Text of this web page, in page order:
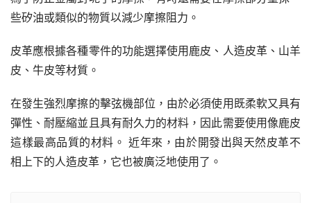
些矽油或類似的物質以減少摩擦阻力。
皮革應根據各種零件的功能選擇使用鹿皮、人造皮革、山羊
皮、牛皮等材質。
在發生強烈摩擦的擊弦機部位，由於必須使用既柔軟又具有
彈性、耐壓縮並且具有耐久力的材料，因此需要使用像鹿皮
這樣最高品質的材料。 近年來，由於開發出與天然皮革不
相上下的人造皮革，它也被廣泛地使用了。